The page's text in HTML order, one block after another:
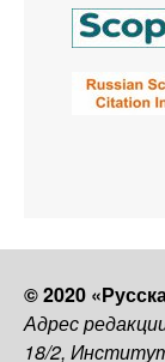
© 2020
Адрес
18/2,